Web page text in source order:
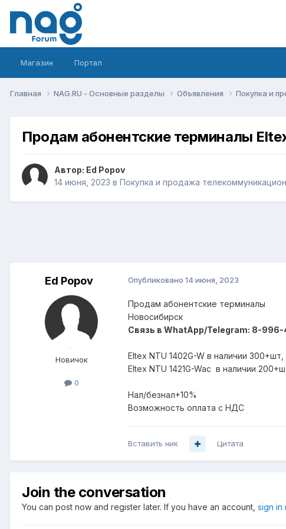
Магазин Портал
Главная NAG.RU - Основные разделы Объявления Покупка и
Продам абонентские терминалы
Автор: Ed Popov
14 июня, 2023 в Покупка и продажа
Ed Popov
Новичок
0
Опубликовано 14 июня, 2023
Продам абонентские терминалы
Новосибирск
Связь в WhatApp/Telegram: 8-
Eltex NTU 1402G-W в наличии
Eltex NTU 1421G-Wac в наличии
Нал/безнал+10%
Возможность оплата с НДС
Вставить ник Цитата
Join the conversation
You can post now and register later. If you have an account, sign in